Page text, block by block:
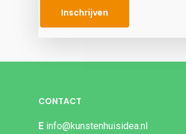
Inschrijven
CONTACT
E info@kunstenhuisidea.nl